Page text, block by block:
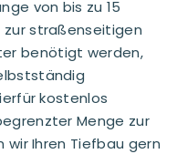
von bis zu 15
straßenseitigen
benötigt werden,
kostenlos
Menge zur
wir Ihren Tiefbau gern